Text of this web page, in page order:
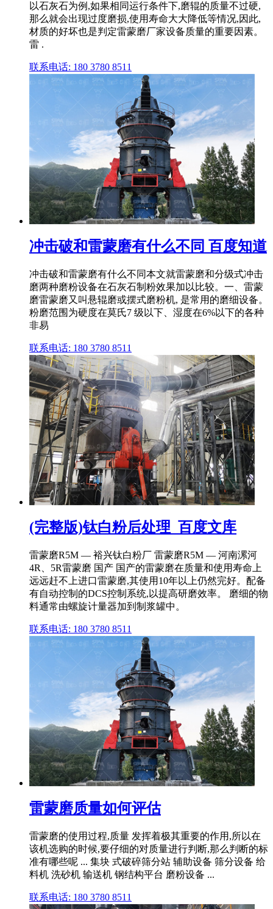
以石灰石为例,如果相同运行条件下,磨辊的质量不过硬,
那么就会出现过度磨损,使用寿命大大降低等情况,因此,
材质的好坏也是判定雷蒙磨厂家设备质量的重要因素。
雷 .
联系电话: 180 3780 8511
冲击破和雷蒙磨有什么不同 百度知道
冲击破和雷蒙磨有什么不同本文就雷蒙磨和分级式冲击
磨两种磨粉设备在石灰石制粉效果加以比较。一、雷蒙
磨雷蒙磨又叫悬辊磨或摆式磨粉机, 是常用的磨细设备。
粉磨范围为硬度在莫氏7 级以下、湿度在6%以下的各种
非易
联系电话: 180 3780 8511
(完整版)钛白粉后处理_百度文库
雷蒙磨R5M — 裕兴钛白粉厂 雷蒙磨R5M — 河南漯河
4R、5R雷蒙磨 国产 国产的雷蒙磨在质量和使用寿命上
远远赶不上进口雷蒙磨,其使用10年以上仍然完好。配备
有自动控制的DCS控制系统,以提高研磨效率。 磨细的物
料通常由螺旋计量器加到制浆罐中。
联系电话: 180 3780 8511
雷蒙磨质量如何评估
雷蒙磨的使用过程,质量 发挥着极其重要的作用,所以在
该机选购的时候,要仔细的对质量进行判断,那么判断的标
准有哪些呢 ... 集块 式破碎筛分站 辅助设备 筛分设备 给
料机 洗砂机 输送机 钢结构平台 磨粉设备 ...
联系电话: 180 3780 8511